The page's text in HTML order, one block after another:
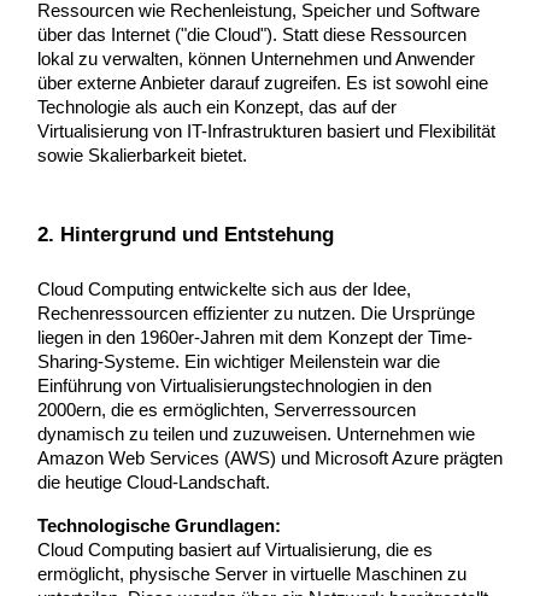
Ressourcen wie Rechenleistung, Speicher und Software
über das Internet ("die Cloud"). Statt diese Ressourcen
lokal zu verwalten, können Unternehmen und Anwender
über externe Anbieter darauf zugreifen. Es ist sowohl eine
Technologie als auch ein Konzept, das auf der
Virtualisierung von IT-Infrastrukturen basiert und Flexibilität
sowie Skalierbarkeit bietet.
2. Hintergrund und Entstehung
Cloud Computing entwickelte sich aus der Idee,
Rechenressourcen effizienter zu nutzen. Die Ursprünge
liegen in den 1960er-Jahren mit dem Konzept der Time-
Sharing-Systeme. Ein wichtiger Meilenstein war die
Einführung von Virtualisierungstechnologien in den
2000ern, die es ermöglichten, Serverressourcen
dynamisch zu teilen und zuzuweisen. Unternehmen wie
Amazon Web Services (AWS) und Microsoft Azure prägten
die heutige Cloud-Landschaft.
Technologische Grundlagen:
Cloud Computing basiert auf Virtualisierung, die es
ermöglicht, physische Server in virtuelle Maschinen zu